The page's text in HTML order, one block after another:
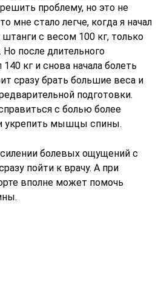
проблему, но это не
мне стало легче, когда я начал
с весом 100 кг, только
после длительного
кг и снова начала болеть
сразу брать большие веса и
подготовки.
с болью более
укрепить мышцы спины.
болевых ощущений с
пойти к врачу. А при
вполне может помочь